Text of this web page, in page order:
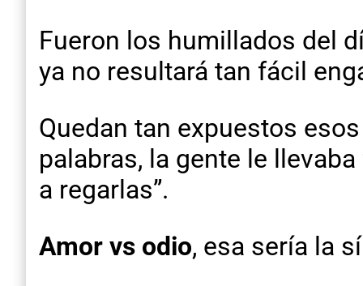
Fueron los humillados del
ya no resultará tan fácil
Quedan tan expuestos
palabras, la gente le
a regarlas”.
Amor vs odio, esa sería la